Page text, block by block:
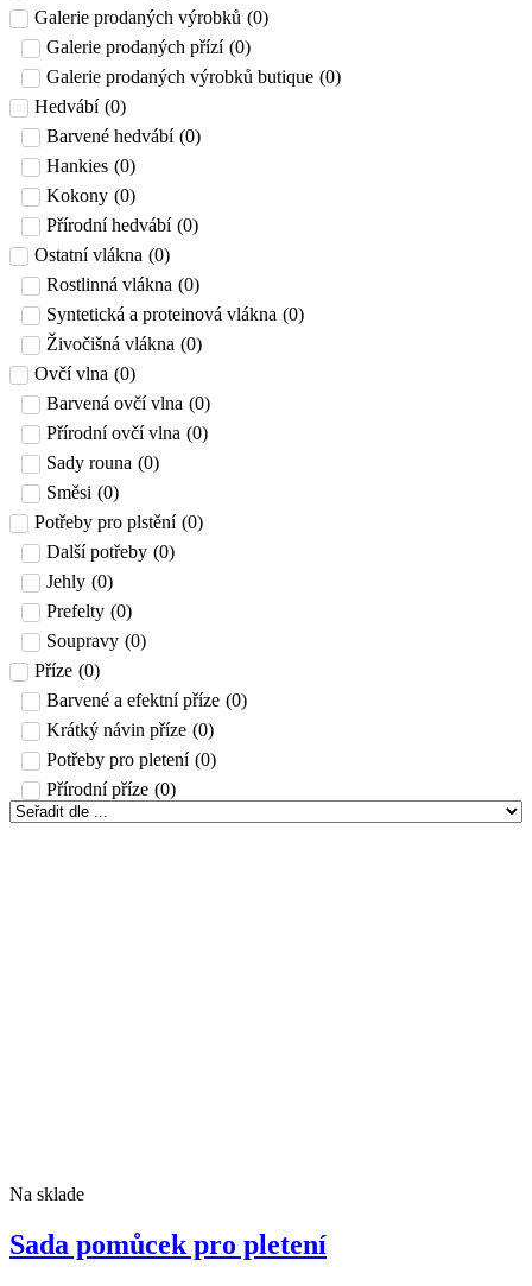
Galerie prodaných výrobků (0)
Galerie prodaných přízí (0)
Galerie prodaných výrobků butique (0)
Hedvábí (0)
Barvené hedvábí (0)
Hankies (0)
Kokony (0)
Přírodní hedvábí (0)
Ostatní vlákna (0)
Rostlinná vlákna (0)
Syntetická a proteinová vlákna (0)
Živočišná vlákna (0)
Ovčí vlna (0)
Barvená ovčí vlna (0)
Přírodní ovčí vlna (0)
Sady rouna (0)
Směsi (0)
Potřeby pro plstění (0)
Další potřeby (0)
Jehly (0)
Prefelty (0)
Soupravy (0)
Příze (0)
Barvené a efektní příze (0)
Krátký návin příze (0)
Potřeby pro pletení (0)
Přírodní příze (0)
Na sklade
Sada pomůcek pro pletení